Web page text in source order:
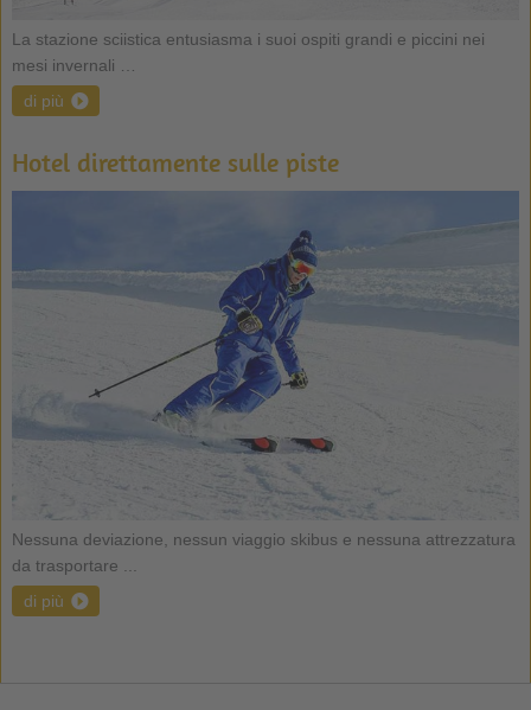
La stazione sciistica entusiasma i suoi ospiti grandi e piccini nei
mesi invernali …
di più
Hotel direttamente sulle piste
Nessuna deviazione, nessun viaggio skibus e nessuna attrezzatura
da trasportare ...
di più